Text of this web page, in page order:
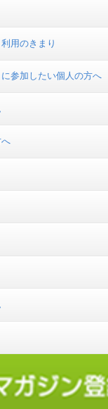
用のきまり
に参加したい個人の方へ